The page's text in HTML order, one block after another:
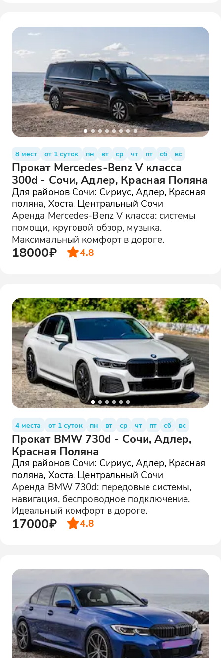
8 мест от 1 суток пн вт ср чт пт сб вс
Прокат Mercedes-Benz V класса
300d - Сочи, Адлер, Красная Поляна
Для районов Сочи: Сириус, Адлер, Красная
поляна, Хоста, Центральный Сочи
Аренда Mercedes-Benz V класса: системы
помощи, круговой обзор, музыка.
Максимальный комфорт в дороге.
18000₽ 4.8
4 места от 1 суток пн вт ср чт пт сб вс
Прокат BMW 730d - Сочи, Адлер,
Красная Поляна
Для районов Сочи: Сириус, Адлер, Красная
поляна, Хоста, Центральный Сочи
Аренда BMW 730d: передовые системы,
навигация, беспроводное подключение.
Идеальный комфорт в дороге.
17000₽ 4.8